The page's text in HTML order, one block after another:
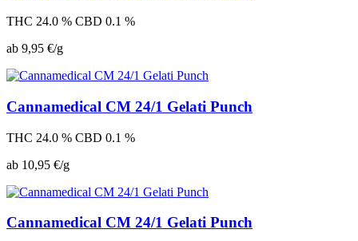
THC 24.0 % CBD 0.1 %
ab 9,95 €/g
Cannamedical CM 24/1 Gelati Punch
THC 24.0 % CBD 0.1 %
ab 10,95 €/g
Cannamedical CM 24/1 Gelati Punch